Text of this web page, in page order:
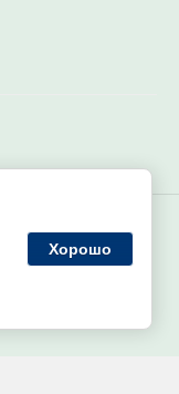
защищены.
Хорошо